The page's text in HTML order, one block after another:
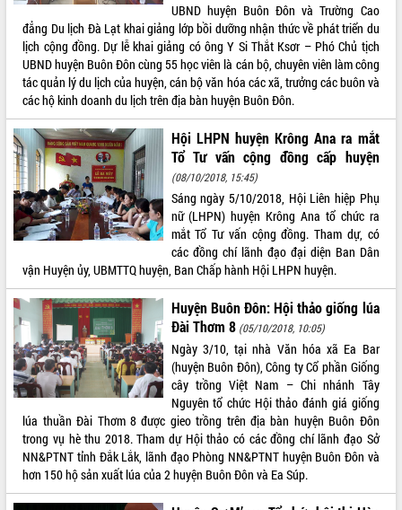
UBND huyện Buôn Đôn và Trường Cao
đẳng Du lịch Đà Lạt khai giảng lớp bồi dưỡng nhận thức về phát triển du
lịch cộng đồng. Dự lễ khai giảng có ông Y Si Thắt Ksơr – Phó Chủ tịch
UBND huyện Buôn Đôn cùng 55 học viên là cán bộ, chuyên viên làm công
tác quản lý du lịch của huyện, cán bộ văn hóa các xã, trưởng các buôn và
các hộ kinh doanh du lịch trên địa bàn huyện Buôn Đôn.
Hội LHPN huyện Krông Ana ra mắt
Tổ Tư vấn cộng đồng cấp huyện
(08/10/2018, 15:45)
Sáng ngày 5/10/2018, Hội Liên hiệp Phụ
nữ (LHPN) huyện Krông Ana tổ chức ra
mắt Tổ Tư vấn cộng đồng. Tham dự, có
các đồng chí lãnh đạo đại diện Ban Dân
vận Huyện ủy, UBMTTQ huyện, Ban Chấp hành Hội LHPN huyện.
Huyện Buôn Đôn: Hội thảo giống lúa
Đài Thơm 8 (05/10/2018, 10:05)
Ngày 3/10, tại nhà Văn hóa xã Ea Bar
(huyện Buôn Đôn), Công ty Cổ phần Giống
cây trồng Việt Nam – Chi nhánh Tây
Nguyên tổ chức Hội thảo đánh giá giống
lúa thuần Đài Thơm 8 được gieo trồng trên địa bàn huyện Buôn Đôn
trong vụ hè thu 2018. Tham dự Hội thảo có các đồng chí lãnh đạo Sở
NN&PTNT tỉnh Đắk Lắk, lãnh đạo Phòng NN&PTNT huyện Buôn Đôn và
hơn 150 hộ sản xuất lúa của 2 huyện Buôn Đôn và Ea Súp.